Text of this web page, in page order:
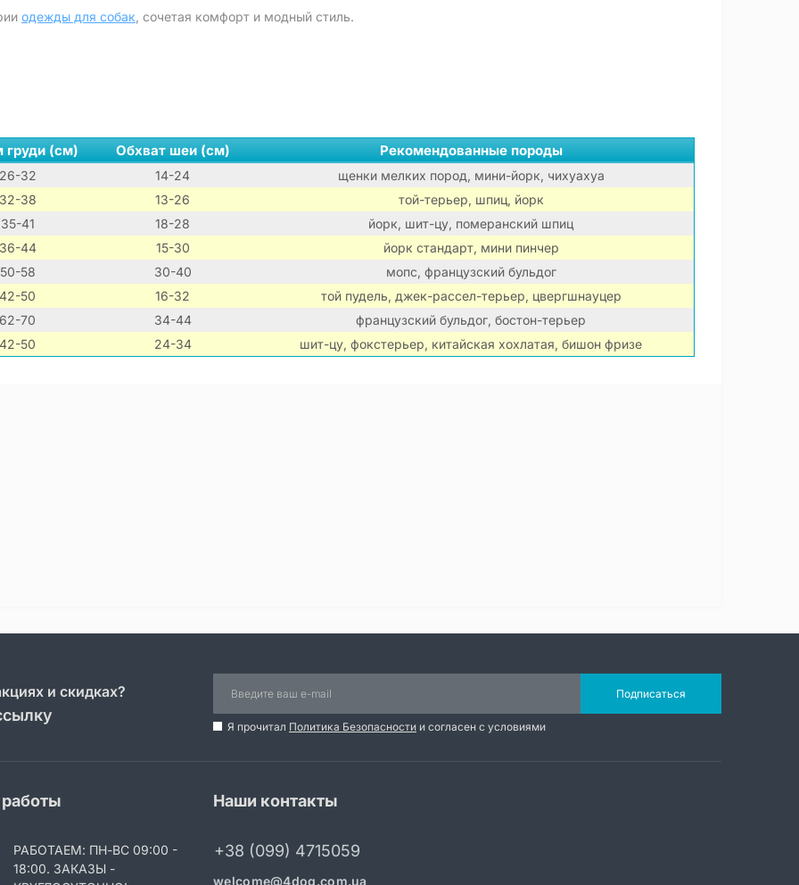
одежды для собак , сочетая комфорт и модный стиль.
груди (см) Обхват шеи (см) Рекомендованные породы
32 14-24
щенки мелких пород, мини-йорк, чихуахуа
38
13-26
той-терьер, шпиц, йорк
35-41
18-28
йорк, шит-цу, померанский шпиц
44
15-30
йорк стандарт, мини пинчер
50-58
30-40
мопс, французский бульдог
42-50
16-32
той пудель, джек-рассел-терьер, цвергшнауцер
62-70
34-44
французский бульдог, бостон-терьер
42-50
24-34 шит-цу, фокстерьер, китайская хохлатая, бишон фризе
и скидках? Подписаться
Я прочитал Политика Безопасности и согласен с условиями
РАБОТАЕМ: ПН-ВС 09:00 -
18:00. ЗАКАЗЫ -
Наши контакты
+38 (099) 4715059
welcome@4dog.com.ua